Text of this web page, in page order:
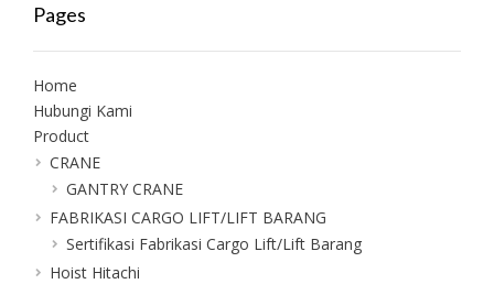
Pages
Home
Hubungi Kami
Product
CRANE
GANTRY CRANE
FABRIKASI CARGO LIFT/LIFT BARANG
Sertifikasi Fabrikasi Cargo Lift/Lift Barang
Hoist Hitachi